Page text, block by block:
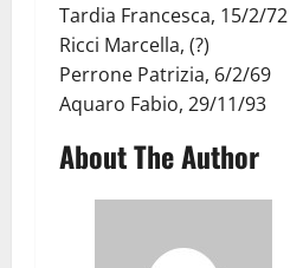
Tardia Francesca, 15/2/72
Ricci Marcella, (?)
Perrone Patrizia, 6/2/69
Aquaro Fabio, 29/11/93
About The Author